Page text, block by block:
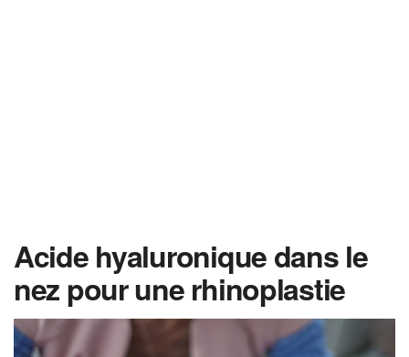
Acide hyaluronique dans le
nez pour une rhinoplastie